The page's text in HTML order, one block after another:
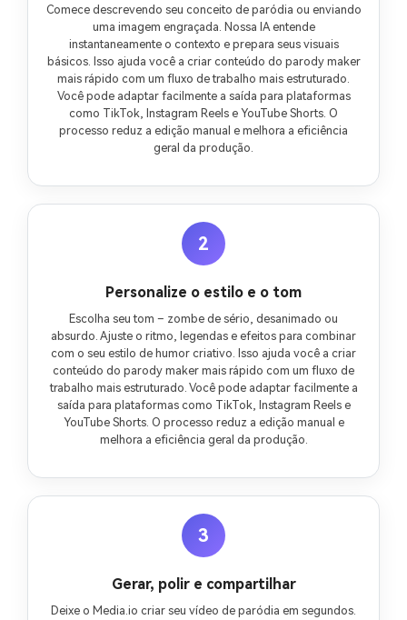
Comece descrevendo seu conceito de paródia ou enviando
uma imagem engraçada. Nossa IA entende
instantaneamente o contexto e prepara seus visuais
básicos. Isso ajuda você a criar conteúdo do parody maker
mais rápido com um fluxo de trabalho mais estruturado.
Você pode adaptar facilmente a saída para plataformas
como TikTok, Instagram Reels e YouTube Shorts. O
processo reduz a edição manual e melhora a eficiência
geral da produção.
2
Personalize o estilo e o tom
Escolha seu tom – zombe de sério, desanimado ou
absurdo. Ajuste o ritmo, legendas e efeitos para combinar
com o seu estilo de humor criativo. Isso ajuda você a criar
conteúdo do parody maker mais rápido com um fluxo de
trabalho mais estruturado. Você pode adaptar facilmente a
saída para plataformas como TikTok, Instagram Reels e
YouTube Shorts. O processo reduz a edição manual e
melhora a eficiência geral da produção.
3
Gerar, polir e compartilhar
Deixe o Media.io criar seu vídeo de paródia em segundos.